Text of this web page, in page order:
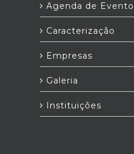
Agenda de
Caracterização
Empresas
Galeria
Instituições